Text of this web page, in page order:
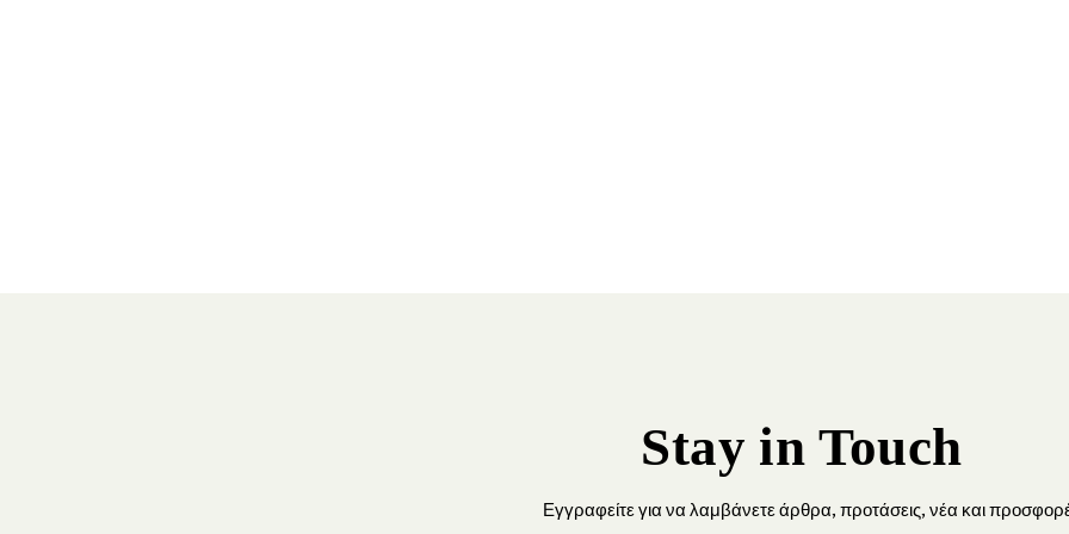
Stay in Touch
Εγγραφείτε για να λαμβάνετε άρθρα, προτάσεις, νέα και